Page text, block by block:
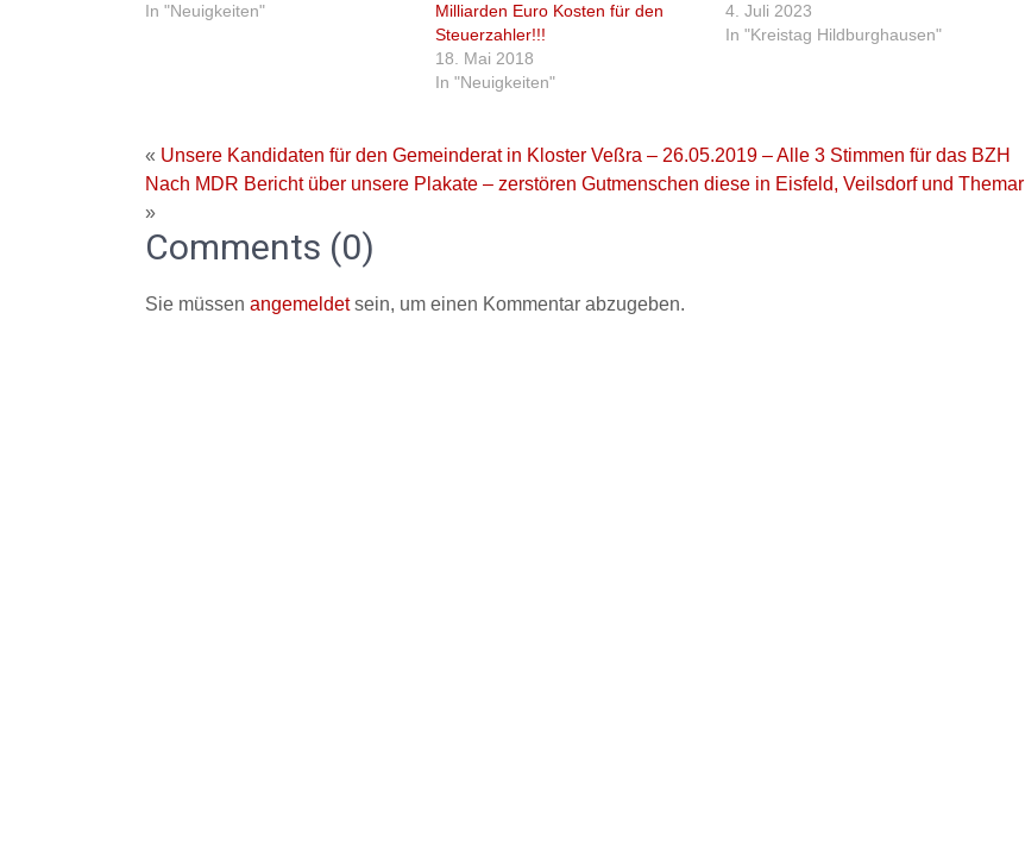
In "Neuigkeiten"
Milliarden Euro Kosten für den
Steuerzahler!!!
18. Mai 2018
In "Neuigkeiten"
4. Juli 2023
In "Kreistag Hildburghausen"
« Unsere Kandidaten für den Gemeinderat in Kloster Veßra – 26.05.2019 – Alle 3 Stimmen für das BZH
Nach MDR Bericht über unsere Plakate – zerstören Gutmenschen diese in Eisfeld, Veilsdorf und Themar
»
Comments (0)
Sie müssen angemeldetsein, um einen Kommentar abzugeben.